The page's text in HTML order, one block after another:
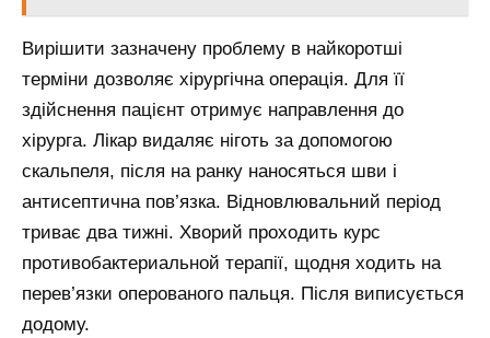
Вирішити зазначену проблему в найкоротші
терміни дозволяє хірургічна операція. Для її
здійснення пацієнт отримує направлення до
хірурга. Лікар видаляє ніготь за допомогою
скальпеля, після на ранку наносяться шви і
антисептична пов’язка. Відновлювальний період
триває два тижні. Хворий проходить курс
противобактериальной терапії, щодня ходить на
перев’язки оперованого пальця. Після виписується
додому.